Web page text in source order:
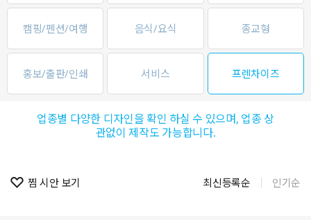
캠핑/펜션/여행 음식/요식 종교형
홍보/출판/인쇄 서비스 프렌차이즈
업종별 다양한 디자인을 확인 하실 수 있으며, 업종 상
관없이 제작도 가능합니다.
찜 시안 보기 최신등록순 인기순